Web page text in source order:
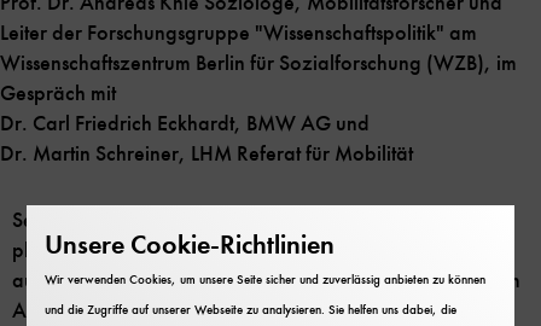
Leiter der Forschungsgruppe "Wissenschaftspolitik" am
Wissenschaftszentrum Berlin für Sozialforschung (WZB), im
Gespräch mit
Dr. Carl Friedrich Eckhardt, BMW AG und
Dr. Martin Schreiner, LHM Referat für Mobilität
Sein neues Buch beschreibt, wie durch digitale
plattformvermittelte On Demand-Verkehre mit
automatisierter Fahrfunktion zeitgemäße Alternativen zum
Auto und eine "neue Beweglichkeit" mit viel weniger
Unsere Cookie-Richtlinien
Wir verwenden Cookies, um unsere Seite sicher und zuverlässig anbieten zu können
und die Zugriffe auf unserer Webseite zu analysieren. Sie helfen uns dabei, die